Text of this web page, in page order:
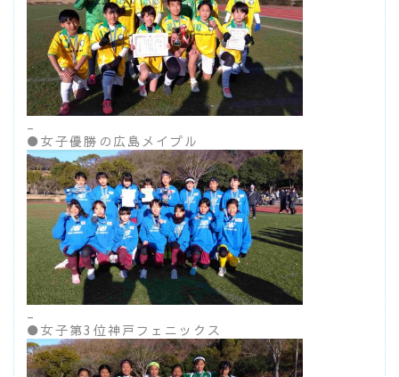
●女子優勝の広島メイプル
_
●女子第3位神戸フェニックス